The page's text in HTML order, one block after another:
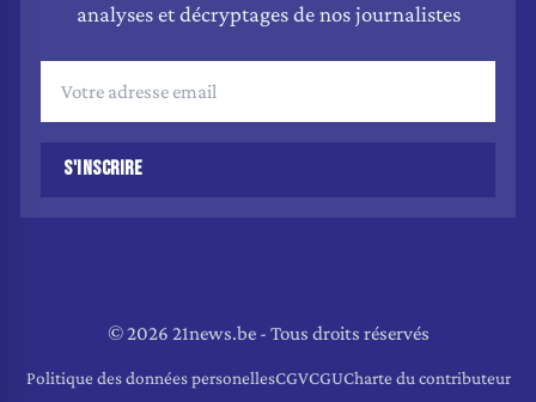
analyses et décryptages de nos journalistes
S'INSCRIRE
© 2026 21news.be - Tous droits réservés
Politique des données personellesCGVCGUCharte du contributeur